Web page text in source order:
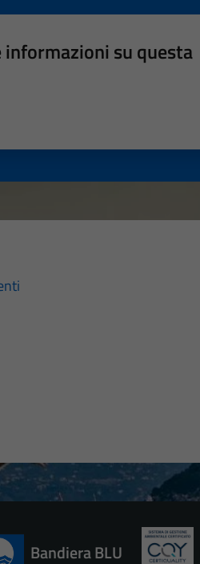
su questa
Bandiera BLU